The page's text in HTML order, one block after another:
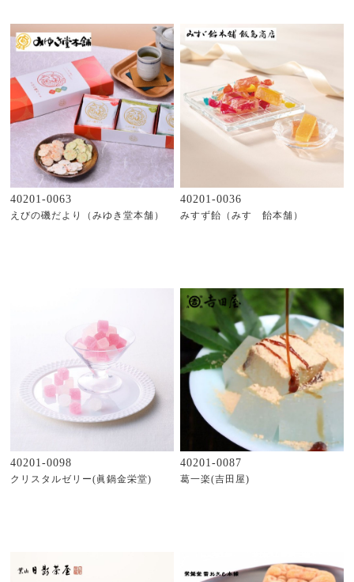
40201-0063
えびの磯だより（みゆき堂本舗）
40201-0036
みすず飴（みすゞ飴本舗）
40201-0098
クリスタルゼリー(眞鍋金栄堂)
40201-0087
葛一楽(吉田屋)